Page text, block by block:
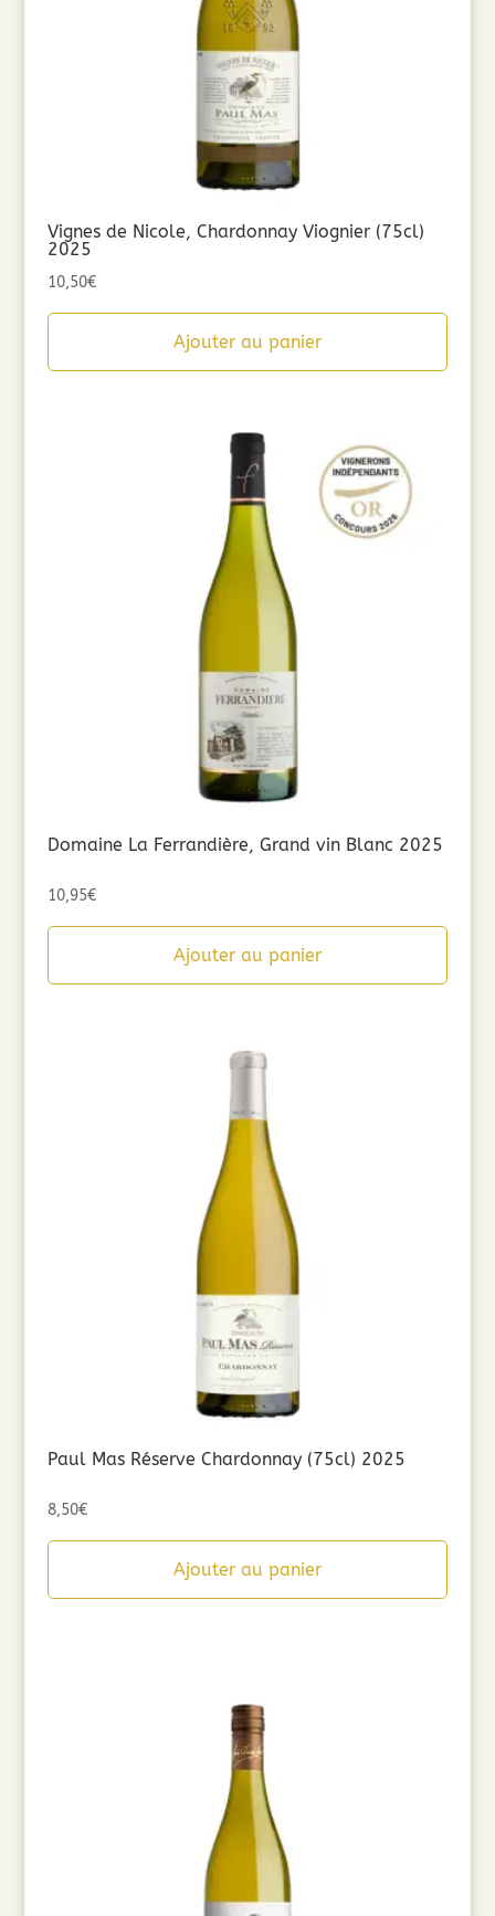
Vignes de Nicole, Chardonnay Viognier (75cl)
2025
10,50€
Ajouter au panier
Domaine La Ferrandière, Grand vin Blanc 2025
10,95€
Ajouter au panier
Paul Mas Réserve Chardonnay (75cl) 2025
8,50€
Ajouter au panier